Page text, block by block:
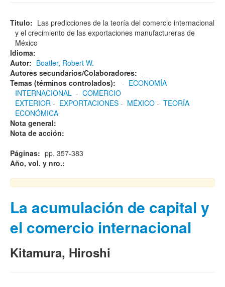
Titulo: Las predicciones de la teoría del comercio internacional
y el crecimiento de las exportaciones manufactureras de
México
Idioma:
Autor: Boatler, Robert W.
Autores secundarios/Colaboradores: -
Temas (términos controlados):
- ECONOMÍA
INTERNACIONAL - COMERCIO
EXTERIOR - EXPORTACIONES - MÉXICO - TEORÍA
ECONÓMICA
Nota general:
Nota de acción:
Páginas: pp. 357-383
Año, vol. y nro.:
La acumulación de capital y
el comercio internacional
Kitamura, Hiroshi